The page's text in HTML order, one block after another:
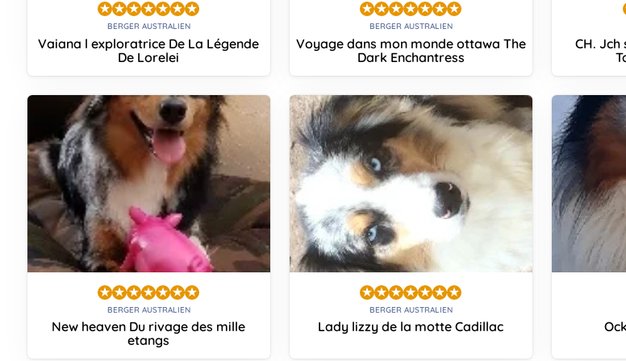
BERGER AUSTRALIEN
Vaiana l exploratrice De La Légende
De Lorelei
BERGER AUSTRALIEN
Voyage dans mon monde ottawa The
Dark Enchantress
CH. Jch
BERGER AUSTRALIEN
New heaven Du rivage des mille
etangs
BERGER AUSTRALIEN
Lady lizzy de la motte Cadillac